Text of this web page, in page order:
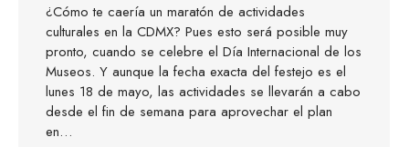
¿Cómo te caería un maratón de actividades
culturales en la CDMX? Pues esto será posible muy
pronto, cuando se celebre el Día Internacional de los
Museos. Y aunque la fecha exacta del festejo es el
lunes 18 de mayo, las actividades se llevarán a cabo
desde el fin de semana para aprovechar el plan
en…